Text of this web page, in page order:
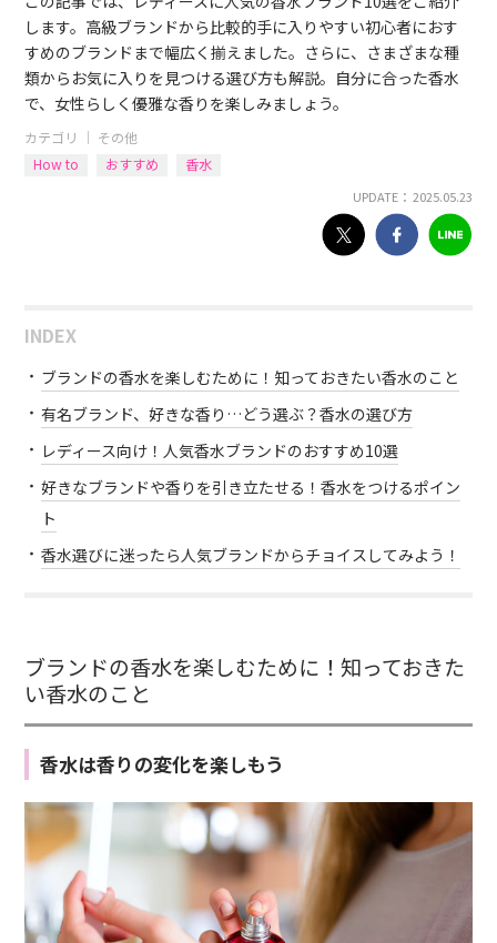
します。高級ブランドから比較的手に入りやすい初心者におす
すめのブランドまで幅広く揃えました。さらに、さまざまな種
類からお気に入りを見つける選び方も解説。自分に合った香水
で、女性らしく優雅な香りを楽しみましょう。
カテゴリ ｜ その他
How to
おすすめ 香水
UPDATE： 2025.05.23
INDEX
ブランドの香水を楽しむために！知っておきたい香水のこと
有名ブランド、好きな香り…どう選ぶ？香水の選び方
レディース向け！人気香水ブランドのおすすめ10選
好きなブランドや香りを引き立たせる！香水をつけるポイン
ト
香水選びに迷ったら人気ブランドからチョイスしてみよう！
ブランドの香水を楽しむために！知っておきた
い香水のこと
香水は香りの変化を楽しもう